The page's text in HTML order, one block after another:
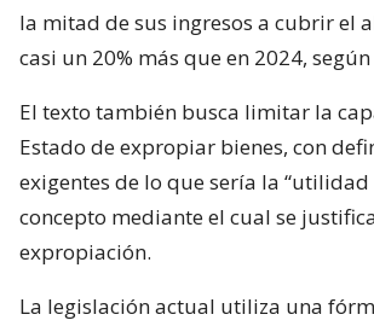
la mitad de sus ingresos a cubrir el
casi un 20% más que en 2024, según
El texto también busca limitar la
Estado de expropiar bienes, con
exigentes de lo que sería la
concepto mediante el cual se
expropiación.
La legislación actual utiliza una